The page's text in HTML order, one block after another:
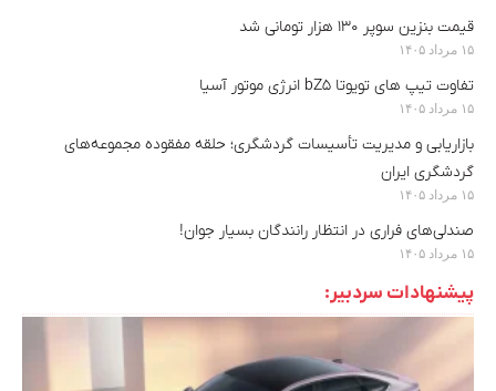
قیمت بنزین سوپر ۱۳۰ هزار تومانی شد
۱۵ مرداد ۱۴۰۵
تفاوت تیپ های تویوتا bZ5 انرژی موتور آسیا
۱۵ مرداد ۱۴۰۵
بازاریابی و مدیریت تأسیسات گردشگری؛ حلقه مفقوده مجموعه‌های
گردشگری ایران
۱۵ مرداد ۱۴۰۵
صندلی‌های فراری در انتظار رانندگان بسیار جوان!
۱۵ مرداد ۱۴۰۵
پیشنهادات سردبیر: